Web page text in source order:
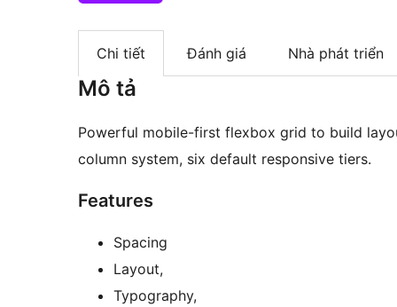
Chi tiết Đánh giá Nhà phát triển
Mô tả
Powerful mobile-first flexbox grid to build
column system, six default responsive tiers.
Features
Spacing
Layout,
Typography,